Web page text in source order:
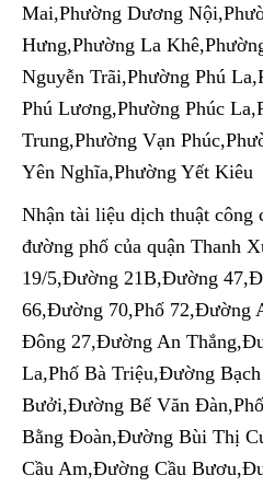
Mai,Phường Dương
Hưng,Phường La
Nguyễn Trãi,Phường Phú
Phú Lương,Phường Phúc
Trung,Phường Vạn
Yên Nghĩa,Phường Yết Kiêu
Nhận tài liệu dịch thuật công
đường phố của quận Thanh
19/5,Đường 21B,Đường
66,Đường 70,Phố 72,Đường
Đông 27,Đường An
La,Phố Bà Triệu,Đường
Bưởi,Đường Bế Văn
Bằng Đoàn,Đường Bùi Thị
Cầu Am,Đường Cầu